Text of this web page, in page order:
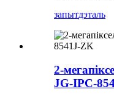
запытдэталь
2-
JG-IPC-